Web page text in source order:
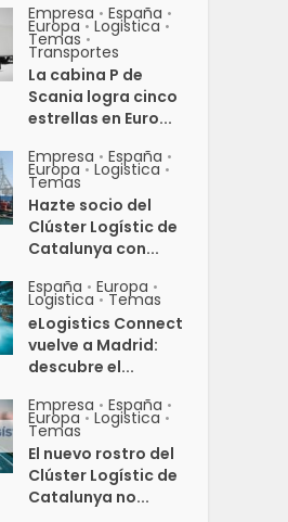
Empresa • España •
Europa • Logistica •
Temas •
Transportes
La cabina P de
Scania logra cinco
estrellas en Euro...
Empresa • España •
Europa • Logistica •
Temas
Hazte socio del
Clúster Logístic de
Catalunya con...
España • Europa •
Logistica • Temas
eLogistics Connect
vuelve a Madrid:
descubre el...
Empresa • España •
Europa • Logistica •
Temas
El nuevo rostro del
Clúster Logístic de
Catalunya no...